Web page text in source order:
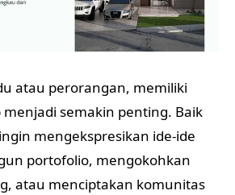
atau perorangan, memiliki
semakin penting. Baik
mengekspresikan ide-ide
portofolio, mengokohkan
atau menciptakan komunitas